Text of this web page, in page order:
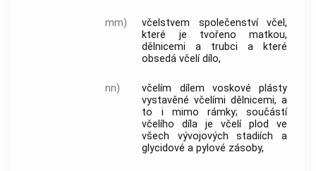
mm) včelstvem společenství včel,
které je tvořeno matkou,
dělnicemi a trubci a které
obsedávčelí dílo,
nn)
včelím dílem voskové plásty
vystavěné včelími dělnicemi, a
to i mimo rámky; součástí
včelího díla je včelí plod ve
všech vývojových stadiích a
glycidové a pylové zásoby,